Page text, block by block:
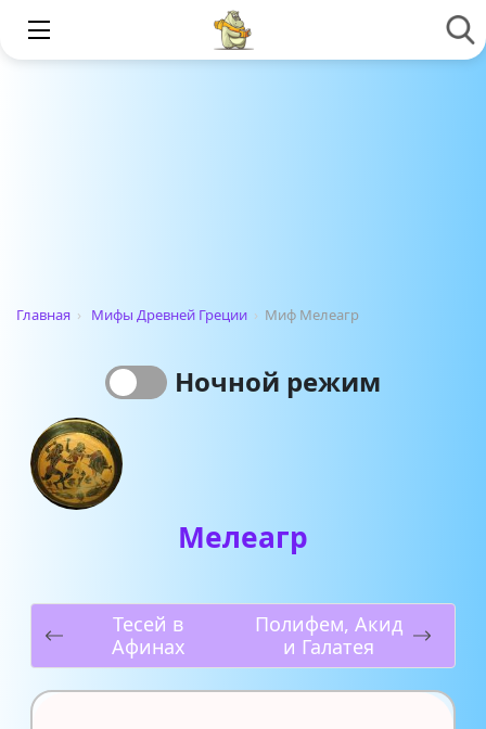
Главная › Мифы Древней Греции › Миф Мелеагр
Ночной режим
Мелеагр
Тесей в
Афинах
Полифем, Акид
и Галатея